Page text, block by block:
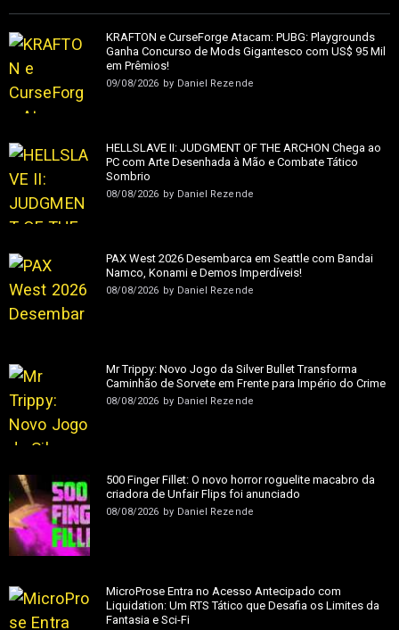
KRAFTON e CurseForge Atacam: PUBG: Playgrounds
Ganha Concurso de Mods Gigantesco com US$ 95 Mil
em Prêmios!
09/08/2026 by Daniel Rezende
HELLSLAVE II: JUDGMENT OF THE ARCHON Chega ao
PC com Arte Desenhada à Mão e Combate Tático
Sombrio
08/08/2026 by Daniel Rezende
PAX West 2026 Desembarca em Seattle com Bandai
Namco, Konami e Demos Imperdíveis!
08/08/2026 by Daniel Rezende
Mr Trippy: Novo Jogo da Silver Bullet Transforma
Caminhão de Sorvete em Frente para Império do Crime
08/08/2026 by Daniel Rezende
500 Finger Fillet: O novo horror roguelite macabro da
criadora de Unfair Flips foi anunciado
08/08/2026 by Daniel Rezende
MicroProse Entra no Acesso Antecipado com
Liquidation: Um RTS Tático que Desafia os Limites da
Fantasia e Sci-Fi